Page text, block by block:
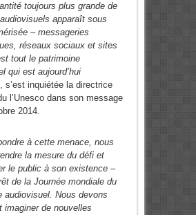
toujours plus grande de
apparaît sous
– messageries
réseaux sociaux et sites
tout le patrimoine
qui est aujourd’hui
, s’est inquiétée la directrice
l’Unesco dans son message
2014.
à cette menace, nous
la mesure du défi et
le public à son existence –
de la Journée mondiale du
audiovisuel. Nous devons
imaginer de nouvelles